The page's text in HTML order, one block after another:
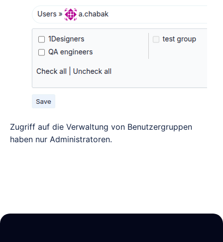
Zugriff auf die Verwaltung von Benutzergruppen
haben nur Administratoren.